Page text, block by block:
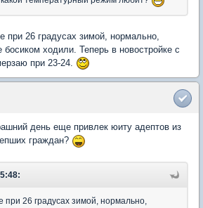
при 26 градусах зимой, нормально,
ходили. Теперь в новостройке с
при 23-24.
день еще привлек юиту адептов из
граждан?
при 26 градусах зимой, нормально,